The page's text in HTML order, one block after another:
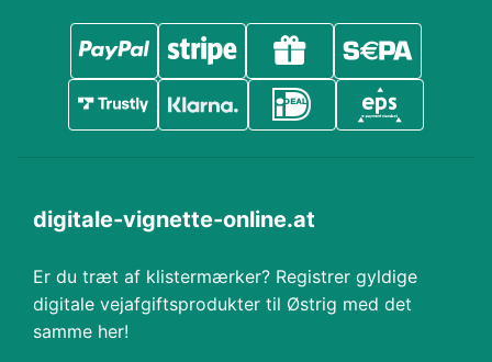
digitale-vignette-online.at
Er du træt af klistermærker? Registrer gyldige
digitale vejafgiftsprodukter til Østrig med det
samme her!